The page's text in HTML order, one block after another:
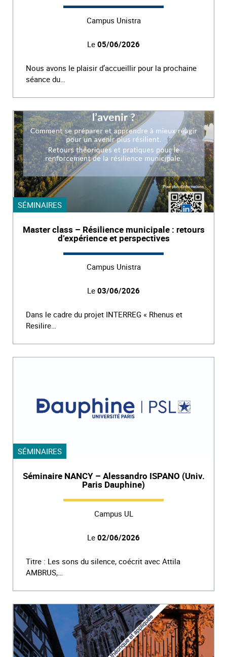
Campus Unistra
Le 05/06/2026
Nous avons le plaisir d’accueillir pour la prochaine
séance du…
SÉMINAIRES
Master class – Résilience municipale : retours
d’expérience et perspectives
Campus Unistra
Le 03/06/2026
Dans le cadre du projet INTERREG « Rhenus et
Resilire…
SÉMINAIRES
Séminaire NANCY – Alessandro ISPANO (Univ.
Paris Dauphine)
Campus UL
Le 02/06/2026
Titre : Les sons du silence, coécrit avec Attila
AMBRUS,…